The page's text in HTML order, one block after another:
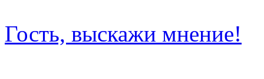
Гость, выскажи мнение!